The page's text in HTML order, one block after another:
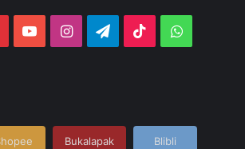
YouTubeInstagramTelegram
TikTok
Bukalapak Blibli